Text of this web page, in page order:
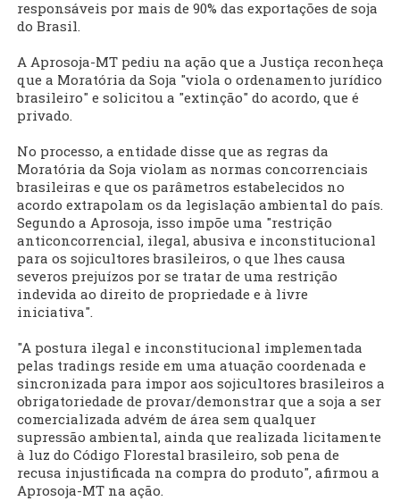
responsáveis por mais de 90% das exportações de soja
do Brasil.
A Aprosoja-MT pediu na ação que a Justiça reconheça
que a Moratória da Soja "viola o ordenamento jurídico
brasileiro" e solicitou a "extinção" do acordo, que é
privado.
No processo, a entidade disse que as regras da
Moratória da Soja violam as normas concorrenciais
brasileiras e que os parâmetros estabelecidos no
acordo extrapolam os da legislação ambiental do país.
Segundo a Aprosoja, isso impõe uma "restrição
anticoncorrencial, ilegal, abusiva e inconstitucional
para os sojicultores brasileiros, o que lhes causa
severos prejuízos por se tratar de uma restrição
indevida ao direito de propriedade e à livre
iniciativa".
"A postura ilegal e inconstitucional implementada
pelas tradings reside em uma atuação coordenada e
sincronizada para impor aos sojicultores brasileiros a
obrigatoriedade de provar/demonstrar que a soja a ser
comercializada advém de área sem qualquer
supressão ambiental, ainda que realizada licitamente
à luz do Código Florestal brasileiro, sob pena de
recusa injustificada na compra do produto", afirmou a
Aprosoja-MT na ação.